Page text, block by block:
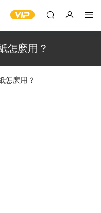
怎麽用？
怎麽用？